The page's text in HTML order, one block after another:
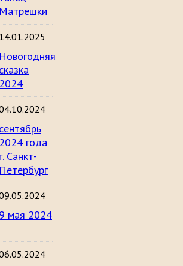
Матрешки
14.01.2025
Новогодняя
сказка
2024
сентябрь
2024 года
г. Санкт-
Петербург
9 мая 2024